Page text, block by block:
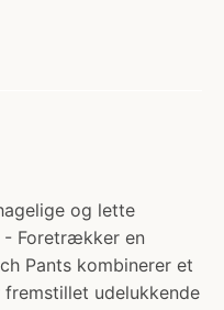
og lette
Foretrækker en
Pants kombinerer et
udelukkende